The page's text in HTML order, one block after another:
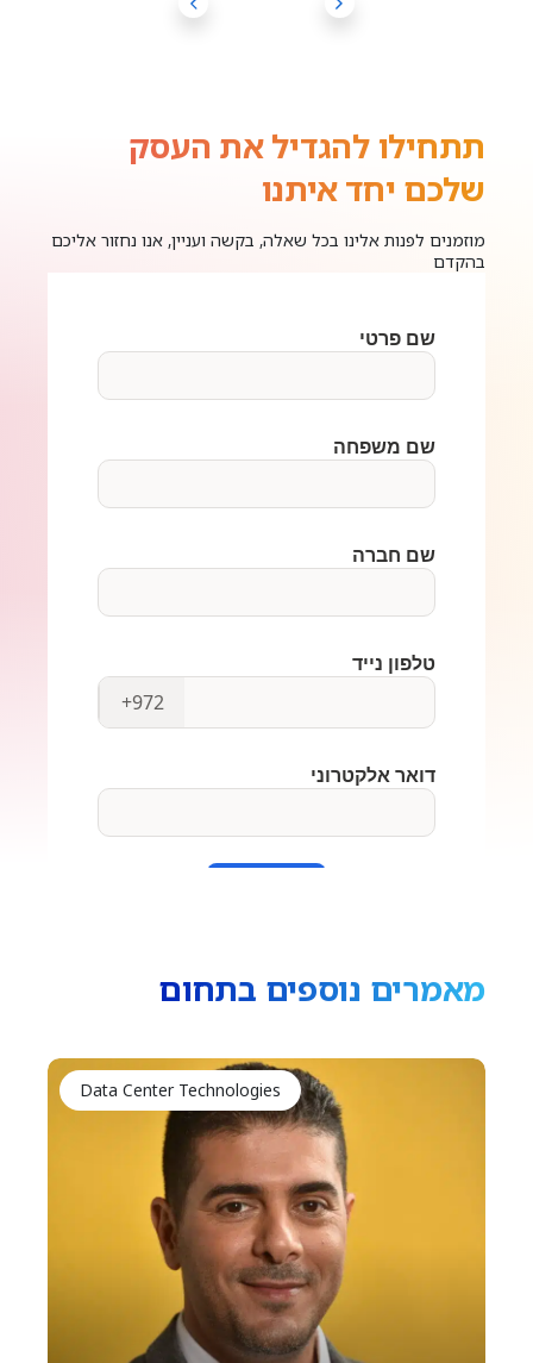
תתחילו להגדיל את העסק
שלכם יחד איתנו
מוזמנים לפנות אלינו בכל שאלה, בקשה ועניין, אנו נחזור אליכם
בהקדם
מאמרים נוספים בתחום
Data Center Technologies